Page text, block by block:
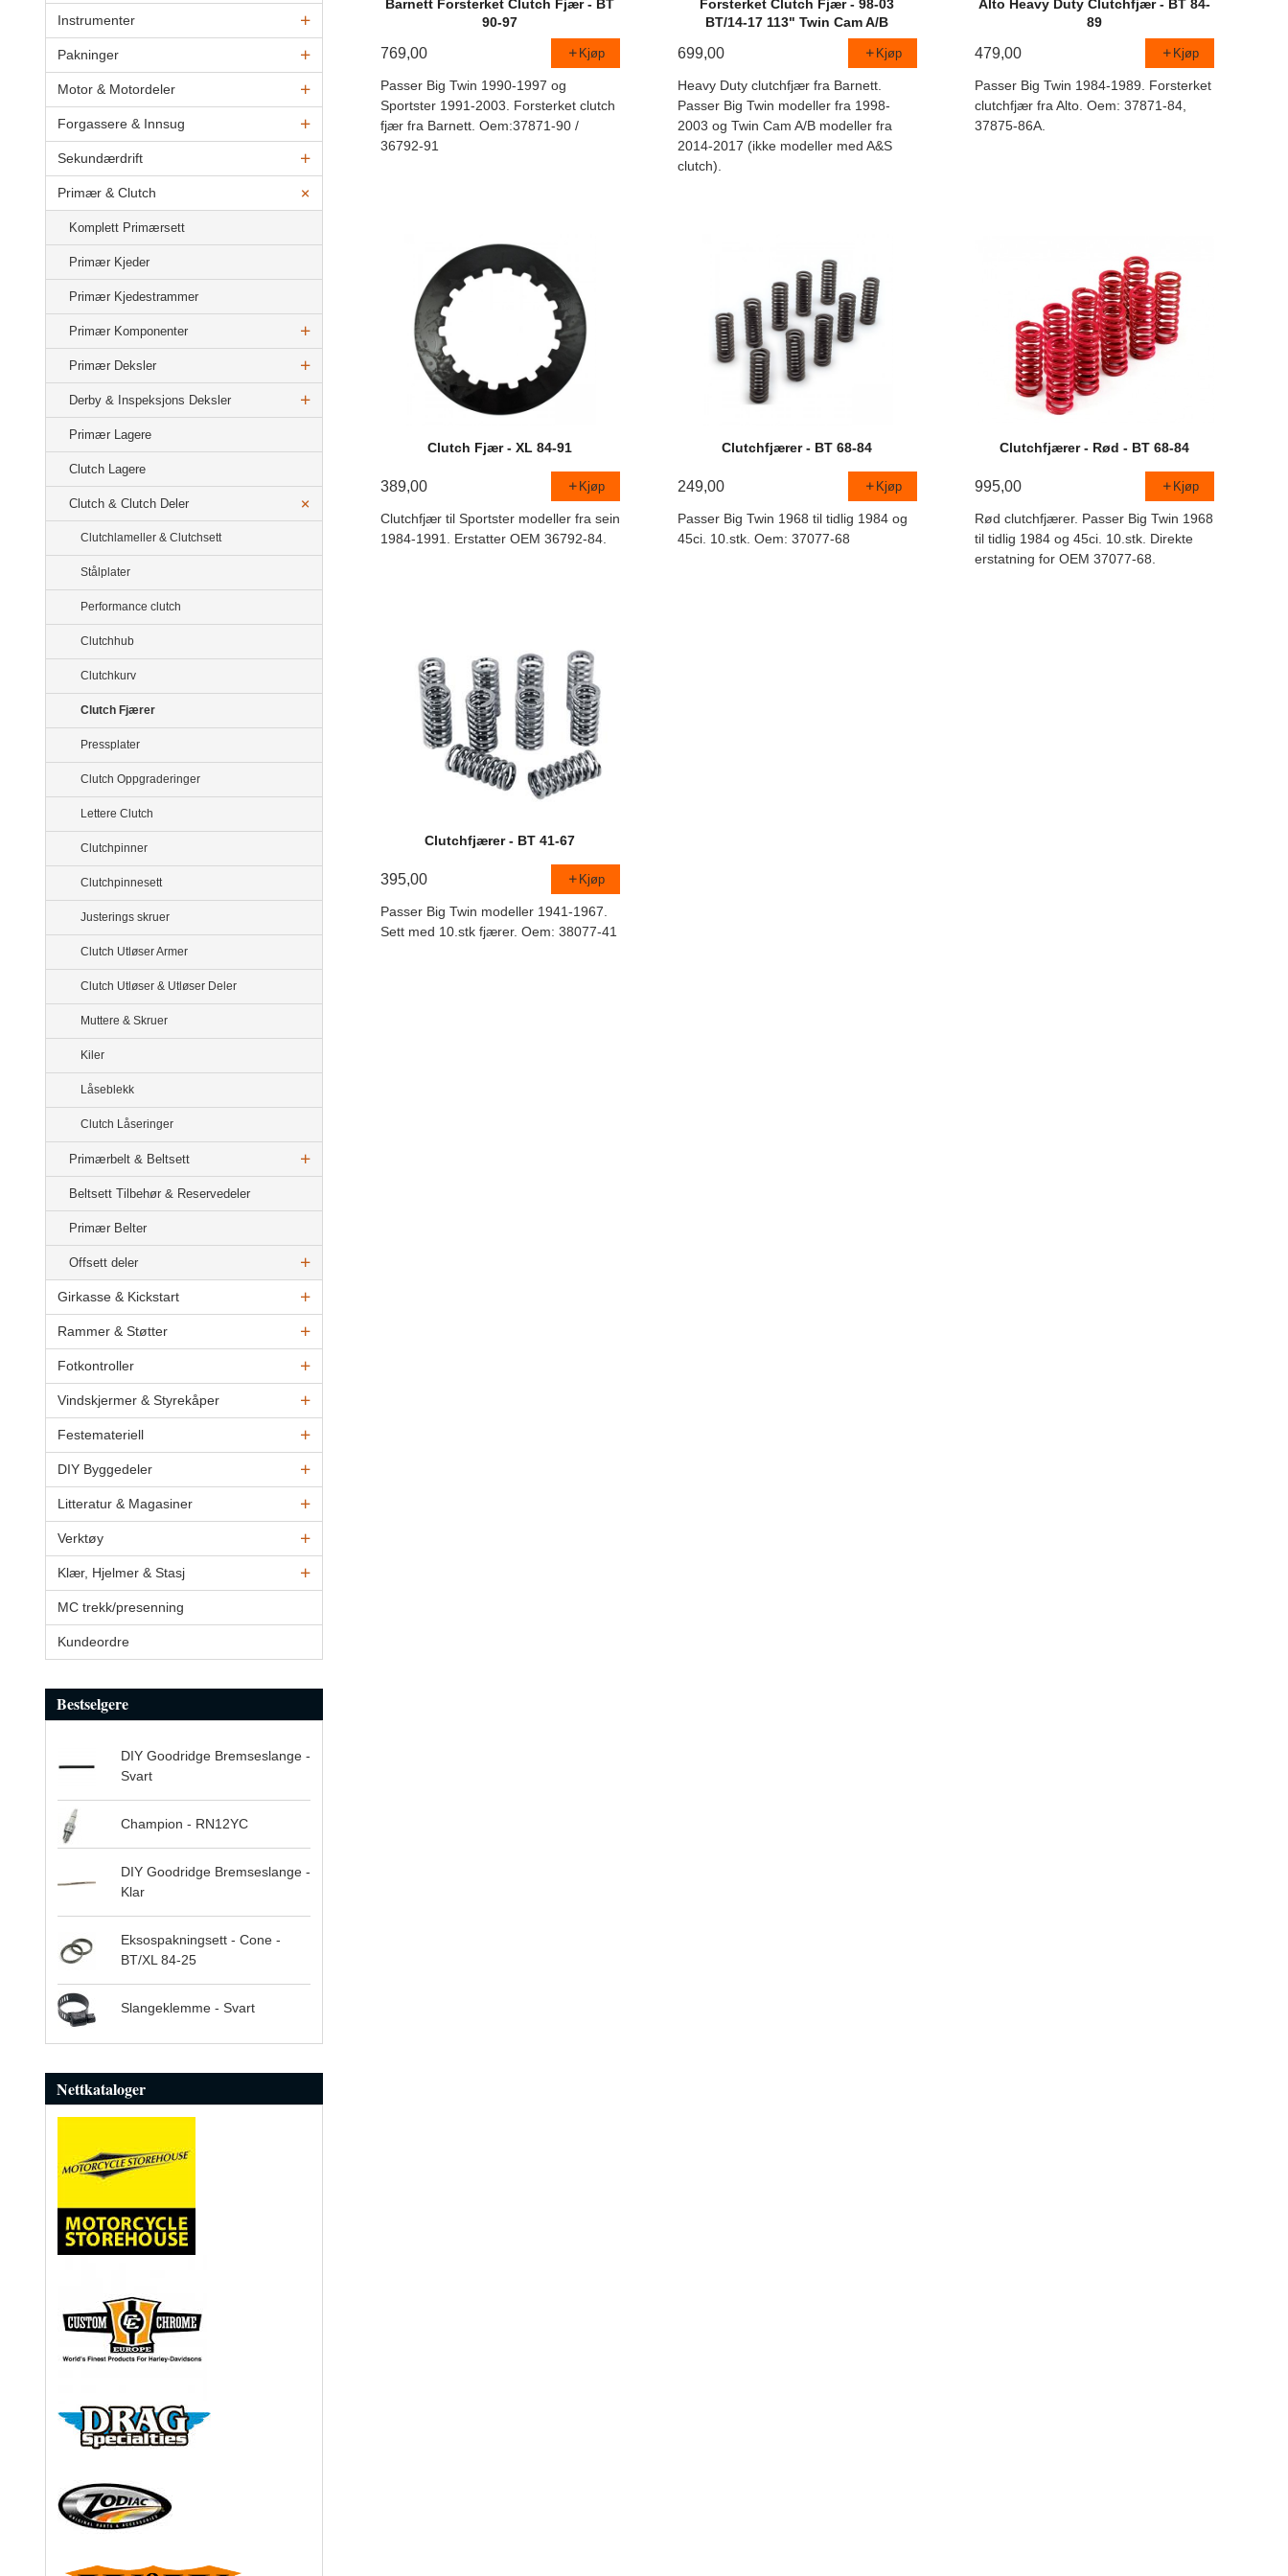
Instrumenter
Pakninger
Motor & Motordeler
Forgassere & Innsug
Sekundærdrift
Primær & Clutch
Komplett Primærsett
Primær Kjeder
Primær Kjedestrammer
Primær Komponenter
Primær Deksler
Derby & Inspeksjons Deksler
Primær Lagere
Clutch Lagere
Clutch & Clutch Deler
Clutchlameller & Clutchsett
Stålplater
Performance clutch
Clutchhub
Clutchkurv
Clutch Fjærer
Pressplater
Clutch Oppgraderinger
Lettere Clutch
Clutchpinner
Clutchpinnesett
Justerings skruer
Clutch Utløser Armer
Clutch Utløser & Utløser Deler
Muttere & Skruer
Kiler
Låseblekk
Clutch Låseringer
Primærbelt & Beltsett
Beltsett Tilbehør & Reservedeler
Primær Belter
Offsett deler
Girkasse & Kickstart
Rammer & Støtter
Fotkontroller
Vindskjermer & Styrekåper
Festemateriell
DIY Byggedeler
Litteratur & Magasiner
Verktøy
Klær, Hjelmer & Stasj
MC trekk/presenning
Kundeordre
Bestselgere
DIY Goodridge Bremseslange -
Svart
Champion - RN12YC
DIY Goodridge Bremseslange -
Klar
Eksospakningsett - Cone -
BT/XL 84-25
Slangeklemme - Svart
Nettkataloger
Barnett Forsterket Clutch Fjær - BT
90-97
769,00 Kjøp
Passer Big Twin 1990-1997 og
Sportster 1991-2003. Forsterket clutch
fjær fra Barnett. Oem:37871-90 /
36792-91
Forsterket Clutch Fjær - 98-03
BT/14-17 113" Twin Cam A/B
699,00 Kjøp
Heavy Duty clutchfjær fra Barnett.
Passer Big Twin modeller fra 1998-
2003 og Twin Cam A/B modeller fra
2014-2017 (ikke modeller med A&S
clutch).
Alto Heavy Duty Clutchfjær - BT 84-
89
479,00 Kjøp
Passer Big Twin 1984-1989. Forsterket
clutchfjær fra Alto. Oem: 37871-84,
37875-86A.
Clutch Fjær - XL 84-91
389,00 Kjøp
Clutchfjær til Sportster modeller fra sein
1984-1991. Erstatter OEM 36792-84.
Clutchfjærer - BT 68-84
249,00 Kjøp
Passer Big Twin 1968 til tidlig 1984 og
45ci. 10.stk. Oem: 37077-68
Clutchfjærer - Rød - BT 68-84
995,00 Kjøp
Rød clutchfjærer. Passer Big Twin 1968
til tidlig 1984 og 45ci. 10.stk. Direkte
erstatning for OEM 37077-68.
Clutchfjærer - BT 41-67
395,00 Kjøp
Passer Big Twin modeller 1941-1967.
Sett med 10.stk fjærer. Oem: 38077-41